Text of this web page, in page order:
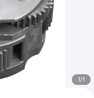
1
/
1